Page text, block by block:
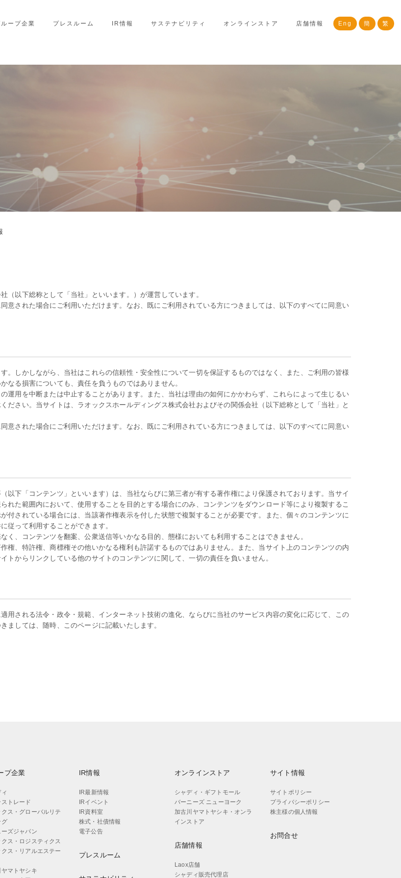
ループ企業 プレスルーム IR情報 サステナビリティ オンラインストア 店舗情報 Eng 簡 繁
（以下総称として「当社」といいます。）が運営しています。
意された場合にご利用いただけます。なお、既にご利用されている方につきましては、以下のすべてに同意い
。しかしながら、当社はこれらの信頼性・安全性について一切を保証するものではなく、また、ご利用の皆様
なる損害についても、責任を負うものではありません。
運用を中断または中止することがあります。また、当社は理由の如何にかかわらず、これらによって生じるい
ださい。当サイトは、ラオックスホールディングス株式会社およびその関係会社（以下総称として「当社」と
意された場合にご利用いただけます。なお、既にご利用されている方につきましては、以下のすべてに同意い
以下「コンテンツ」といいます）は、当社ならびに第三者が有する著作権により保護されております。当サイ
れた範囲内において、使用することを目的とする場合にのみ、コンテンツをダウンロード等により複製するこ
付されている場合には、当該著作権表示を付した状態で複製することが必要です。また、個々のコンテンツに
従って利用することができます。
く、コンテンツを翻案、公衆送信等いかなる目的、態様においても利用することはできません。
権、特許権、商標権その他いかなる権利も許諾するものではありません。また、当サイト上のコンテンツの内
からリンクしている他のサイトのコンテンツに関して、一切の責任を負いません。
用される法令・政令・規範、インターネット技術の進化、ならびに当社のサービス内容の変化に応じて、この
ましては、随時、このページに記載いたします。
プ企業
ストレード
クス・グローバルリテ
グ
ズジャパン
クス・ロジスティクス
クス・リアルエステー
ヤマトヤシキ
IR情報
IR最新情報
IRイベント
IR資料室
株式・社債情報
電子公告
プレスルーム
オンラインストア
シャディ・ギフトモール
バーニーズ ニューヨーク
加古川ヤマトヤシキ・オンラ
インストア
店舗情報
Laox店舗
シャディ販売代理店
サイト情報
サイトポリシー
プライバシーポリシー
株主様の個人情報
お問合せ